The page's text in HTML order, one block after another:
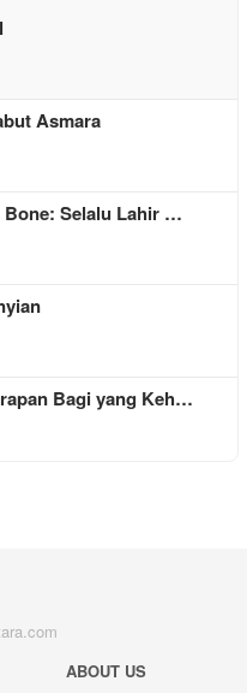
Asmara
Bone: Selalu Lahir …
Bagi yang Keh…
ABOUT US